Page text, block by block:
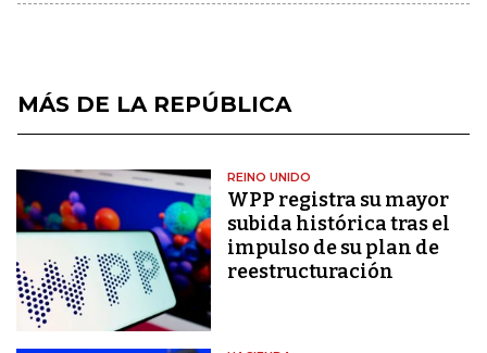
MÁS DE LA REPÚBLICA
REINO UNIDO
WPP registra su mayor
subida histórica tras el
impulso de su plan de
reestructuración